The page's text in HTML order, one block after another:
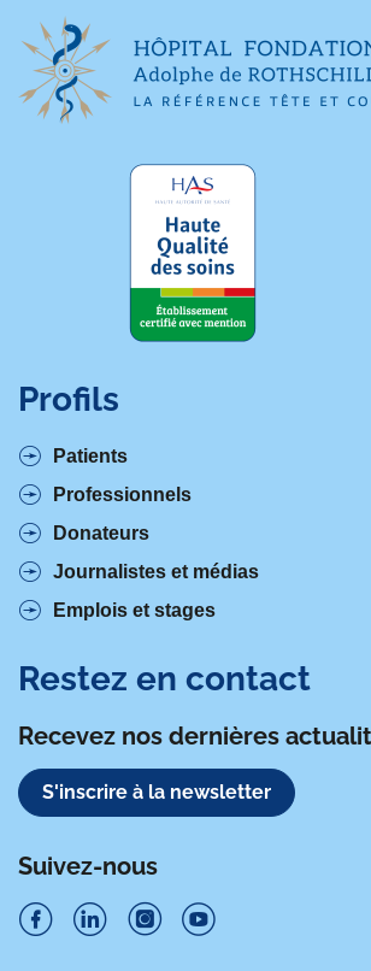
Profils
Patients
Professionnels
Donateurs
Journalistes et médias
Emplois et stages
Restez en contact
Recevez nos dernières
S'inscrire à la newsletter
Suivez-nous